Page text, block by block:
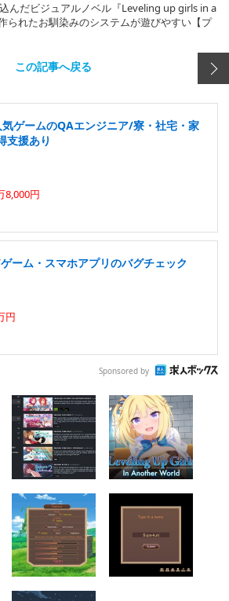
んだビジュアルノベル『Leveling up girls in a
られたお馴染みのシステムが遊びやすい【プ
この記事へ戻る
ゲームのQAエンジニア/寮・社宅・家
支援あり
8,000円
ーム・スマホアプリのバグチェック
円
Sponsored by